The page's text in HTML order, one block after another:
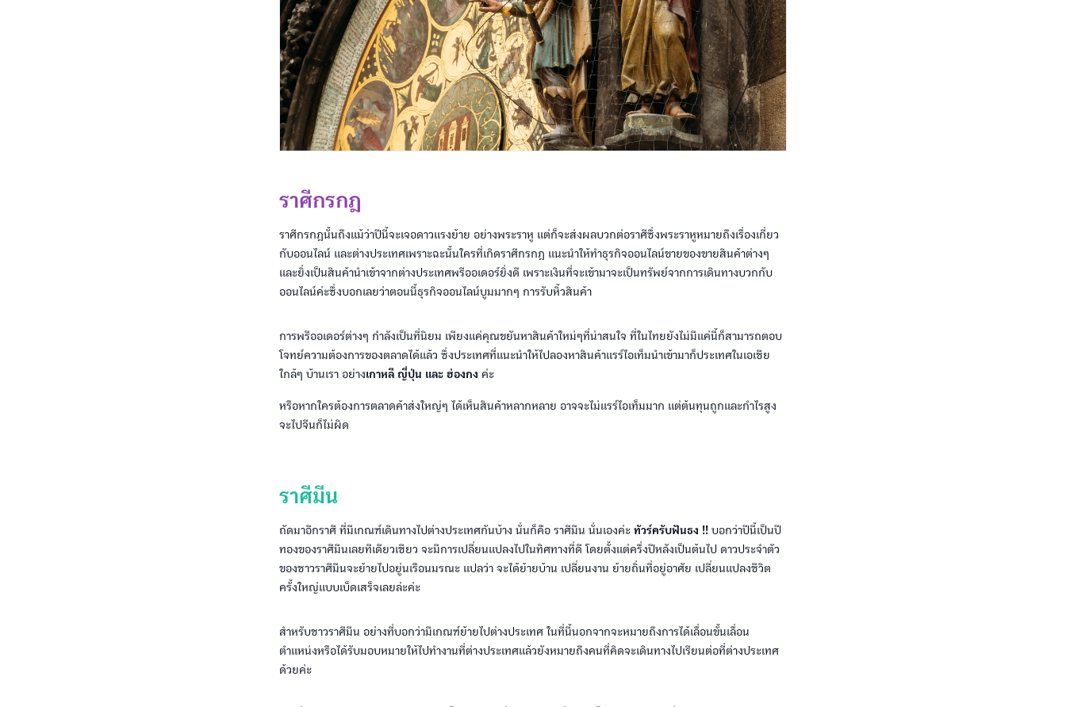
ราศีกรกฎ
ราศีกรกฎนั้นถึงแม้ว่าปีนี้จะเจอดาวแรงย้าย อย่างพระราหู แต่ก็จะส่งผลบวกต่อราศีซึ่งพระราหูหมายถึงเรื่องเกี่ยว
กับออนไลน์ และต่างประเทศเพราะฉะนั้นใครที่เกิดราศีกรกฎ แนะนำให้ทำธุรกิจออนไลน์ขายของขายสินค้าต่างๆ
และยิ่งเป็นสินค้านำเข้าจากต่างประเทศพรีออเดอร์ยิ่งดี เพราะเงินที่จะเข้ามาจะเป็นทรัพย์จากการเดินทางบวกกับ
ออนไลน์ค่ะซึ่งบอกเลยว่าตอนนี้ธุรกิจออนไลน์บูมมากๆ การรับหิ้วสินค้า
การพรีออเดอร์ต่างๆ กำลังเป็นที่นิยม เพียงแค่คุณขยันหาสินค้าใหม่ๆที่น่าสนใจ ที่ในไทยยังไม่มีแค่นี้ก็สามารถตอบ
โจทย์ความต้องการของตลาดได้แล้ว ซึ่งประเทศที่แนะนำให้ไปลองหาสินค้าแรร์ไอเท็มนำเข้ามาก็ประเทศในเอเชีย
ใกล้ๆ บ้านเรา อย่างเกาหลี ญี่ปุ่น และ ฮ่องกง ค่ะ
หรือหากใครต้องการตลาดค้าส่งใหญ่ๆ ได้เห็นสินค้าหลากหลาย อาจจะไม่แรร์ไอเท็มมาก แต่ต้นทุนถูกและกำไรสูง
จะไปจีนก็ไม่ผิด
ราศีมีน
ถัดมาอีกราศี ที่มีเกณฑ์เดินทางไปต่างประเทศกันบ้าง นั่นก็คือ ราศีมีน นั่นเองค่ะ ทัวร์ครับฟันธง !! บอกว่าปีนี้เป็นปี
ทองของราศีมีนเลยทีเดียวเชียว จะมีการเปลี่ยนแปลงไปในทิศทางที่ดี โดยตั้งแต่ครึ่งปีหลังเป็นต้นไป ดาวประจำตัว
ของชาวราศีมีนจะย้ายไปอยู่นเรือนมรณะ แปลว่า จะได้ย้ายบ้าน เปลี่ยนงาน ย้ายถิ่นที่อยู่อาศัย เปลี่ยนแปลงชีวิต
ครั้งใหญ่แบบเบ็ดเสร็จเลยล่ะค่ะ
สำหรับชาวราศีมีน อย่างที่บอกว่ามีเกณฑ์ย้ายไปต่างประเทศ ในที่นี้นอกจากจะหมายถึงการได้เลื่อนขั้นเลื่อน
ตำแหน่งหรือได้รับมอบหมายให้ไปทำงานที่ต่างประเทศแล้วยังหมายถึงคนที่คิดจะเดินทางไปเรียนต่อที่ต่างประเทศ
ด้วยค่ะ